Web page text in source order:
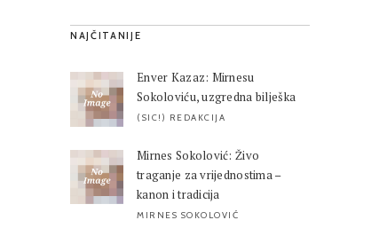
NAJČITANIJE
Enver Kazaz: Mirnesu
Sokoloviću, uzgredna bilješka
(SIC!) REDAKCIJA
Mirnes Sokolović: Živo
traganje za vrijednostima –
kanon i tradicija
MIRNES SOKOLOVIĆ